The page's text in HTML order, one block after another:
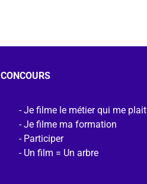
CONCOURS
Je filme le métier qui me plait
Je filme ma formation
Participer
Un film = Un arbre